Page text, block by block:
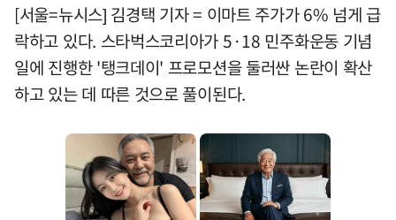
[서울=뉴시스] 김경택 기자 = 이마트 주가가 6% 넘게 급
락하고 있다. 스타벅스코리아가 5·18 민주화운동 기념
일에 진행한 '탱크데이' 프로모션을 둘러싼 논란이 확산
하고 있는 데 따른 것으로 풀이된다.